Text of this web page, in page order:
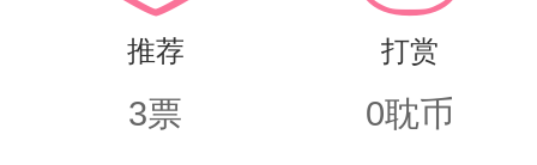
推荐
3票
打赏
0耽币